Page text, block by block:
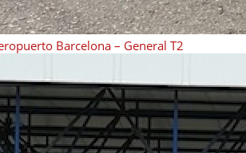
Barcelona – General T2